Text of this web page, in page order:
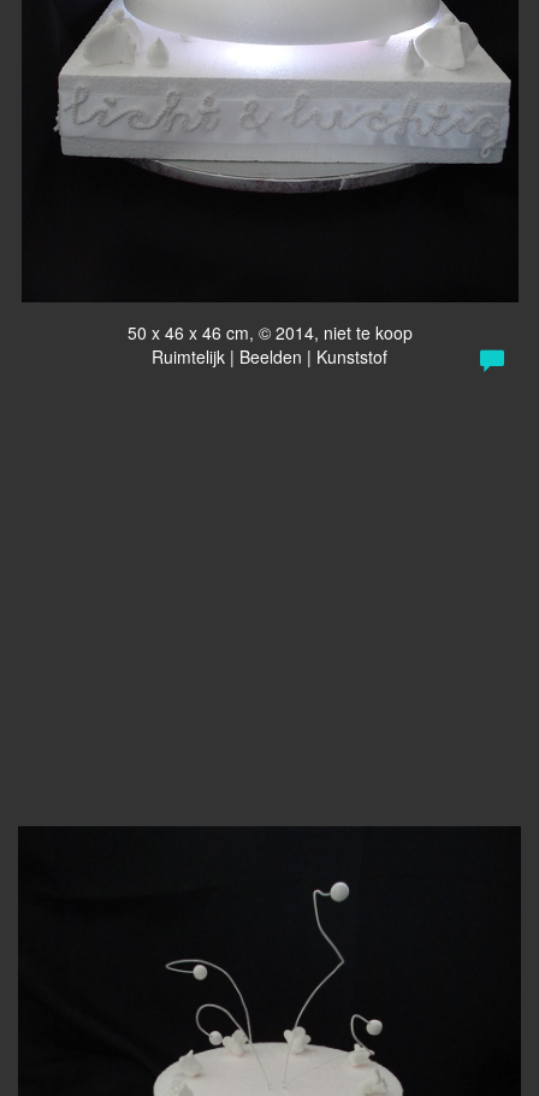
50 x 46 x 46 cm, © 2014, niet te koop
Ruimtelijk | Beelden | Kunststof